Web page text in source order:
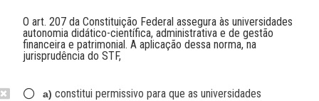
O art. 207 da Constituição Federal assegura às universidades
autonomia didático-científica, administrativa e de gestão
financeira e patrimonial. A aplicação dessa norma, na
jurisprudência do STF,
a) constitui permissivo para que as universidades